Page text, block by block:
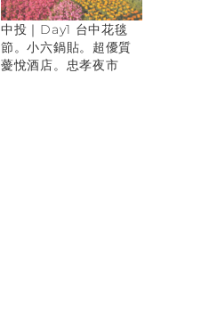
中投｜Day1 台中花毯
節。小六鍋貼。超優質
薆悅酒店。忠孝夜市